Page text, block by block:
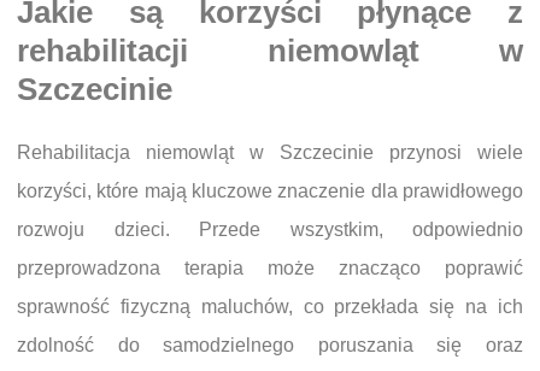
Jakie są korzyści płynące z
rehabilitacji niemowląt w
Szczecinie
Rehabilitacja niemowląt w Szczecinie przynosi wiele
korzyści, które mają kluczowe znaczenie dla prawidłowego
rozwoju dzieci. Przede wszystkim, odpowiednio
przeprowadzona terapia może znacząco poprawić
sprawność fizyczną maluchów, co przekłada się na ich
zdolność do samodzielnego poruszania się oraz